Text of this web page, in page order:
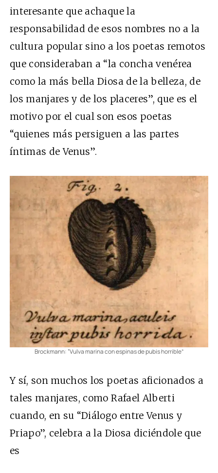
interesante que achaque la
responsabilidad de esos nombres no a la
cultura popular sino a los poetas remotos
que consideraban a “la concha venérea
como la más bella Diosa de la belleza, de
los manjares y de los placeres”, que es el
motivo por el cual son esos poetas
“quienes más persiguen a las partes
íntimas de Venus”.
Brockmann: “Vulva marina con espinas de pubis horrible”
Y sí, son muchos los poetas aficionados a
tales manjares, como Rafael Alberti
cuando, en su “Diálogo entre Venus y
Priapo”, celebra a la Diosa diciéndole que
es